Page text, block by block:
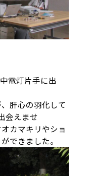
電灯片手に出
肝心の羽化して
会えませ
やショ
できました。